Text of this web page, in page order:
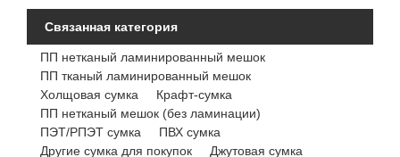
Связанная категория
ПП нетканый ламинированный мешок
ПП тканый ламинированный мешок
Холщовая сумка
Крафт-сумка
ПП нетканый мешок (без ламинации)
ПЭТ/РПЭТ сумка
ПВХ сумка
Другие сумка для покупок
Джутовая сумка